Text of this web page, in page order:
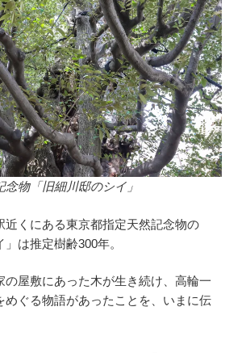
物「旧細川邸のシイ」
近くにある東京都指定天然記念物の
」は推定樹齢300年。
の屋敷にあった木が生き続け、高輪一
めぐる物語があったことを、いまに伝